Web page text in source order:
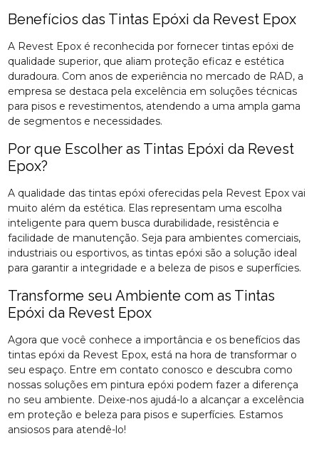
Benefícios das Tintas Epóxi da Revest Epox
A Revest Epox é reconhecida por fornecer tintas epóxi de
qualidade superior, que aliam proteção eficaz e estética
duradoura. Com anos de experiência no mercado de RAD, a
empresa se destaca pela excelência em soluções técnicas
para pisos e revestimentos, atendendo a uma ampla gama
de segmentos e necessidades.
Por que Escolher as Tintas Epóxi da Revest
Epox?
A qualidade das tintas epóxi oferecidas pela Revest Epox vai
muito além da estética. Elas representam uma escolha
inteligente para quem busca durabilidade, resistência e
facilidade de manutenção. Seja para ambientes comerciais,
industriais ou esportivos, as tintas epóxi são a solução ideal
para garantir a integridade e a beleza de pisos e superfícies.
Transforme seu Ambiente com as Tintas
Epóxi da Revest Epox
Agora que você conhece a importância e os benefícios das
tintas epóxi da Revest Epox, está na hora de transformar o
seu espaço. Entre em contato conosco e descubra como
nossas soluções em pintura epóxi podem fazer a diferença
no seu ambiente. Deixe-nos ajudá-lo a alcançar a excelência
em proteção e beleza para pisos e superfícies. Estamos
ansiosos para atendê-lo!